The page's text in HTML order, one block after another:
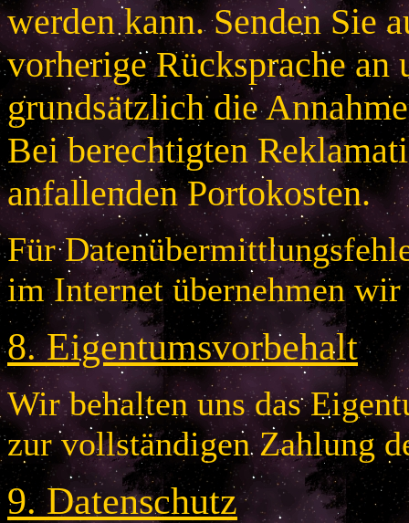
werden kann. Senden Sie
vorherige Rücksprache
grundsätzlich die
Bei berechtigten
anfallenden Portokosten.
Für
im Internet übernehmen
8.Eigentumsvorbehalt
Wir behalten uns das
zur vollständigen Zahlung
9.Datenschutz